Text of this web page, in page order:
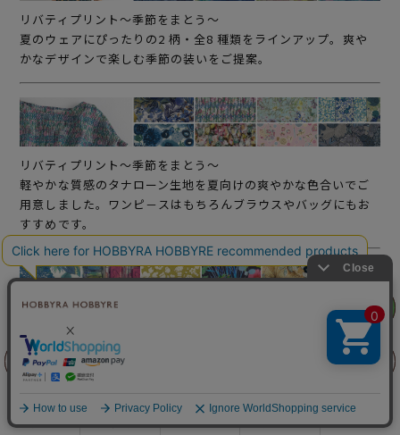
商品を探す 手芸を学ぶ ガイド 店舗情報 ログイン
前に戻る
フェア
リバティプリント～季節をまとう～
夏のウェアにぴったりの2 柄・全8 種類をラインアップ。爽や
かなデザインで楽しむ季節の装いをご提案。
リバティプリント～季節をまとう～
軽やかな質感のタナローン生地を夏向けの爽やかな色合いでご
用意しました。ワンピ－スはもちろんブラウスやバッグにもお
すすめです。
リバティプリント ～～初夏の風を感じて～
リバティプリントの人気柄を、初夏に映える新鮮なカラーや懐
かしい復刻色を含む7 柄23 種でご提案。コーディネートには無
前に戻る
フェア